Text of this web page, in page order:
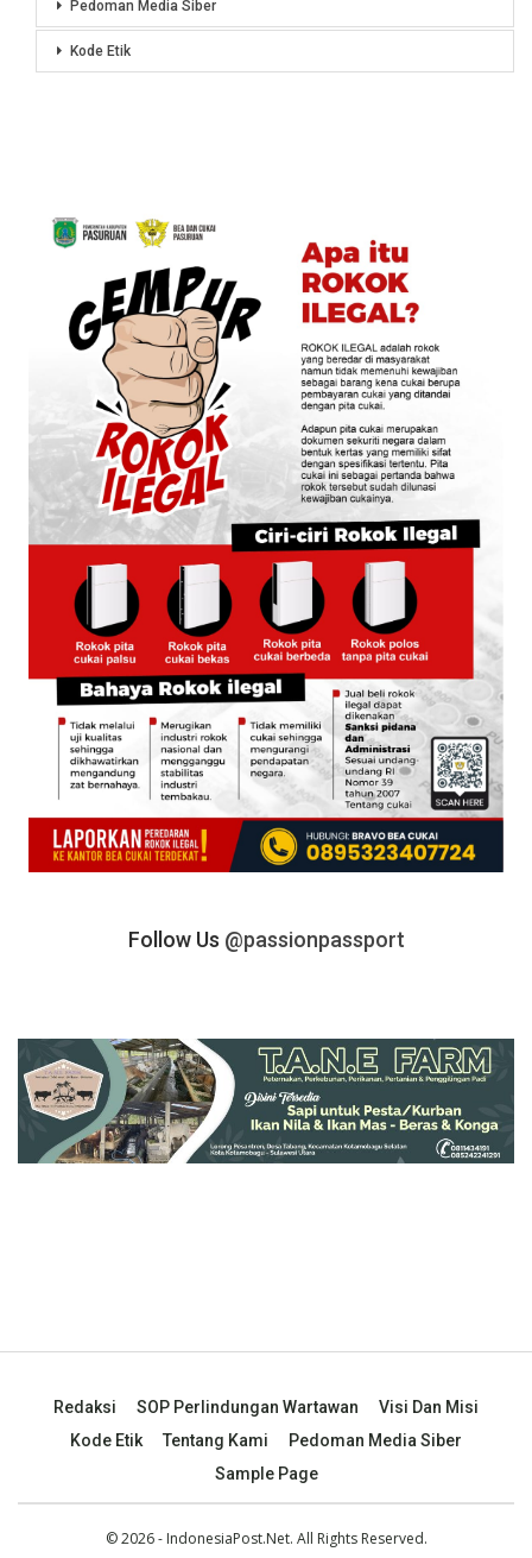
Pedoman Media Siber
Kode Etik
Follow Us @passionpassport
Redaksi SOP Perlindungan Wartawan
Visi Dan Misi
Kode Etik
Tentang Kami
Pedoman Media Siber
Sample Page
© 2026 - IndonesiaPost.Net. All Rights Reserved.